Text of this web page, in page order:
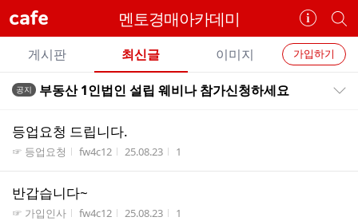
cafe 멘토경매아카데미
카
페
정
보
개
별
카
페
검
카
페
메
뉴
가입하기
게시판 최신글 이미지
전
글
트
공지 부동산 1인법인 설립 웨비나 참가신청하세요
등업요청 드립니다.
게시판명
☞ 등업요청 작성자
fw4c12 작성시간
25.08.23 조회수
1
반갑습니다~
게시판명
☞ 가입인사 작성자
fw4c12 작성시간
25.08.23 조회수
1